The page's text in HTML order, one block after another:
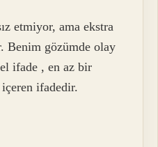
etmiyor, ama ekstra
Benim gözümde olay
ifade , en az bir
ifadedir.